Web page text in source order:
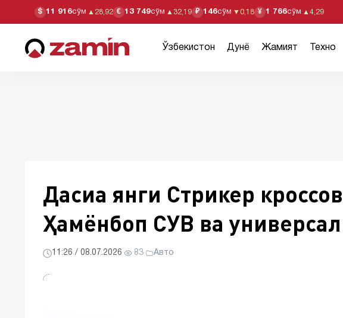
$ 11 916сўм ▲ 28,92 € 13 749сўм ▲ 32,19 ₽ 146сўм ▼ 0,18 ¥ 1 766сўм ▲ 4,29
Ўзбекистон Дунё Жамият Техно
Дасиа янги Стрикер
Ҳамёнбоп СУВ ва
11:26 / 08.07.2026· 83· Авто